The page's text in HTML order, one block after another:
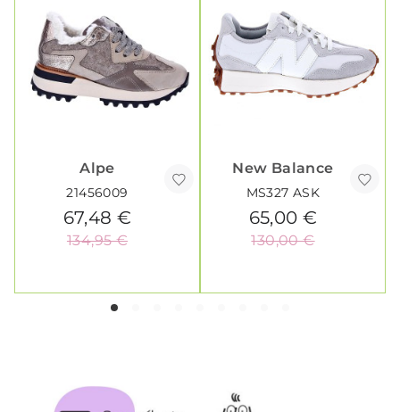
Alpe
21456009
67,48 €
134,95 €
New Balance
MS327 ASK
65,00 €
130,00 €